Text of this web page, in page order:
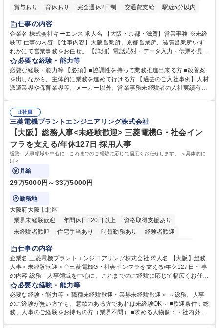
賞与あり 育休あり 完全週休2日制 交通費支給
駅近5分以内
土日祝休み
仕事の内容
企業名 株式会社キーエンス 求人名 【大阪・京都・滋賀】営業事務 ※未経
験可 仕事の内容 【仕事内容】大阪営業所、京都営業所、滋賀営業所いず
れかにて営業事務をお任せ。 【詳細】電話応対・データ入力・伝票や見積
の作成・カタログ送付・来客対応・営業所内で発生する事務業務や業務改
善をお任せ。 【教育制度】ご入社後、育成担当とペアになりながらOJTに
て業務を覚えていただくことが可能です。業務システムがきちんと構築さ
れているため、スムーズに仕事に慣れることができる環境です。また、
募集職種 【大阪・京都・滋賀】営業事務 ※未経験可
必要な経験・能力等
必要な経験・能力等 【必須】■協調性を持って業務推進出来る方 ■改善案
を出しながら、主体的に業務を進めて行ける方 【過去のご入社事例】人材
派遣業界や保育業界等、メーカー以外、営業事務未経験者の入社実績有
えて、お客様や社員の状況に合わせ、能動的なサポート、改善の動きも期
待され。組織を支えるスペシャリストとして、チームに貢献し、結果的に
社員から頼られる存在になることができます。平均19:30の退勤以降の業
務の持ち帰りも禁止されており、メリハリのある働き方となります。 学
歴・資格 学歴：大学院 大学 高専 短大 語学力： 資格：
正社員
三菱電機プラントエンジニアリング株式会社
【大阪】総務人事<未経験歓迎> 三菱電機G・社会イン
フラを支える/年休127日 採用人事
総務・人事領域を中心に、これまでのご経験に応じて幅広くお任せします。 ＜具体的に
は＞
月給
29万5000円～33万5000円
勤務地
大阪府大阪市北区
業界未経験歓迎
年間休日120日以上
資格取得支援あり
未経験者歓迎
住宅手当あり 時短勤務あり
経験者歓迎
退職金あり
駅近5分以内
土日祝休み 服装自由 寮・社宅あり 食事補助あり
仕事の内容
企業名 三菱電機プラントエンジニアリング株式会社 求人名 【大阪】総務
人事＜未経験歓迎＞◇三菱電機G・社会インフラを支える/年休127日 仕事
の内容 総務・人事領域を中心に、これまでのご経験に応じて幅広くお任せ
します。 ＜具体的には＞ ・総務/人事労務（給与・社保・勤怠管理など）
・採用・教育研修 ・福利厚生運用 など ※基本的には事務所勤務ですが、
採用や教育等の業務内容により、関西圏以外への日帰り・宿泊を伴う国内
出張もございます。 ※担当業務を持ちつつ、お互いに助け合いながら、総
必要な経験・能力等
必要な経験・能力等 ＜職種未経験歓迎・業界未経験歓迎＞ ～総務、人事
のご経験が無い方でも、意欲のある方であれば未経験OK～ ■歓迎条件：総
務、人事のご経験をお持ちの方（業界不問） ■求める人物像：・社内外の